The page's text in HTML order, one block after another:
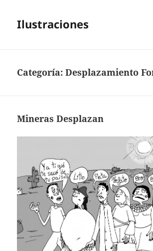
Ilustraciones
Categoría:Desplazamiento
Mineras Desplazan